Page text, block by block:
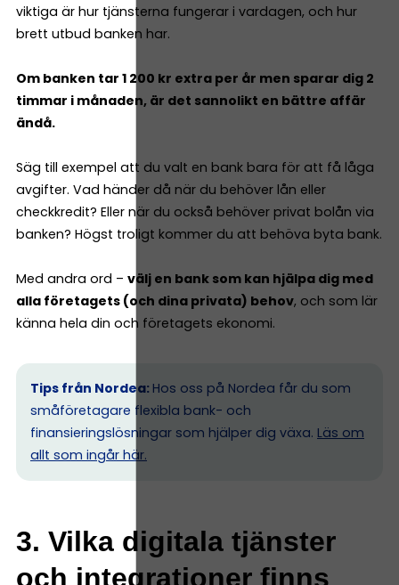
viktiga är hur tjänsterna fungerar i vardagen, och hur
brett utbud banken har.
Om banken tar 1 200 kr extra per år men sparar dig 2
timmar i månaden, är det sannolikt en bättre affär
ändå.
Säg till exempel att du valt en bank bara för att få låga
avgifter. Vad händer då när du behöver lån eller
checkkredit? Eller när du också behöver privat bolån via
banken? Högst troligt kommer du att behöva byta bank.
Med andra ord – välj en bank som kan hjälpa dig med
alla företagets (och dina privata) behov, och som lär
känna hela din och företagets ekonomi.
Tips från Nordea: Hos oss på Nordea får du som
småföretagare flexibla bank- och
finansieringslösningar som hjälper dig växa. Läs om
allt som ingår här.
3. Vilka digitala tjänster
och integrationer finns